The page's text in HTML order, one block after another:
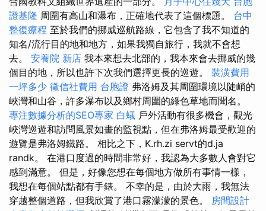
證基隆 周圍有高山和瀑布，正確地代表了這個標題。 台中
整復療程 至於我們的挪威巡航路線，它包含了我不知道的
知名/流行目的地和地方，如果我獨自旅行，我就不會想
去。 安養院 新店 我本來想去北部的，我本來會去挪威的幾
個目的地，所以也許下次我們選擇更長的巡遊。 裝潢費用
一坪多少 徵信社費用 台胞證 弗洛姆及其周圍環境以陡峭的
峽灣和山谷，許多瀑布以及鄉村周圍的綠色草地而聞名。
專注數據分析的SEO專家 白蟻 戶外活動有很多機會，觀光
峽灣巡遊和訪問風景如畫的監視點，但在弗洛姆最受歡迎的
遊覽是弗洛姆鐵路。 相比之下，K.rh.zi servt的d.ja
randk。 在港口度過的時間非常好，我認為大多數人會對它
感到滿意。 但是，好像您想在每個地方做所有事情一樣，
我想在每個站點都有手錶。 不幸的是，由於大雨，我無法
穿越整個道路，但我欣賞了港口霧濛濛的景色。 房間設計